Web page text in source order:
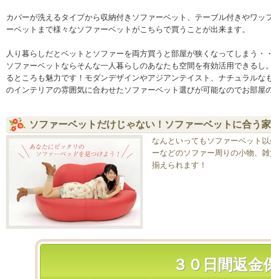
カバーが洗えるタイプから収納付きソファーベット、テーブル付きやワ
ーベットまで様々なソファーベットがこちらで買うことが出来ます。
人り暮らしだとベットとソファーを両方買うと部屋が狭くなってしまう・
ソファーベットならそんな一人暮らしのあなたも空間を有効活用できる
るところも魅力です！モダンデザインやアジアンテイスト、ナチュラル
のインテリアの雰囲気に合わせたソファーベット選びが可能なのでお部屋
ソファーベットだけじゃない！ソファーベットに合う
なんといってもソファーベット
ーなどのソファー周りの小物、
揃えられます！
３０日間返金